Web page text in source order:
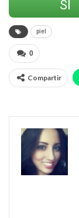
SÍ
piel
0
Compartir